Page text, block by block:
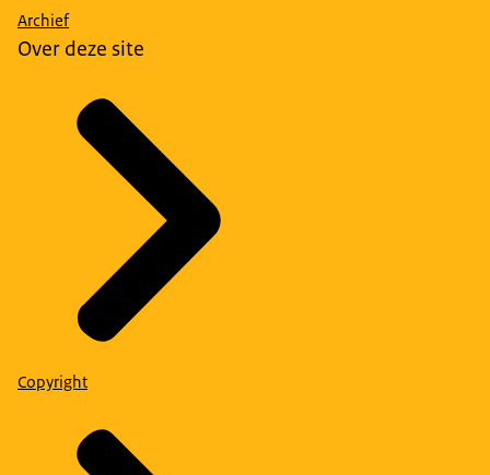
Archief
Over deze site
Copyright